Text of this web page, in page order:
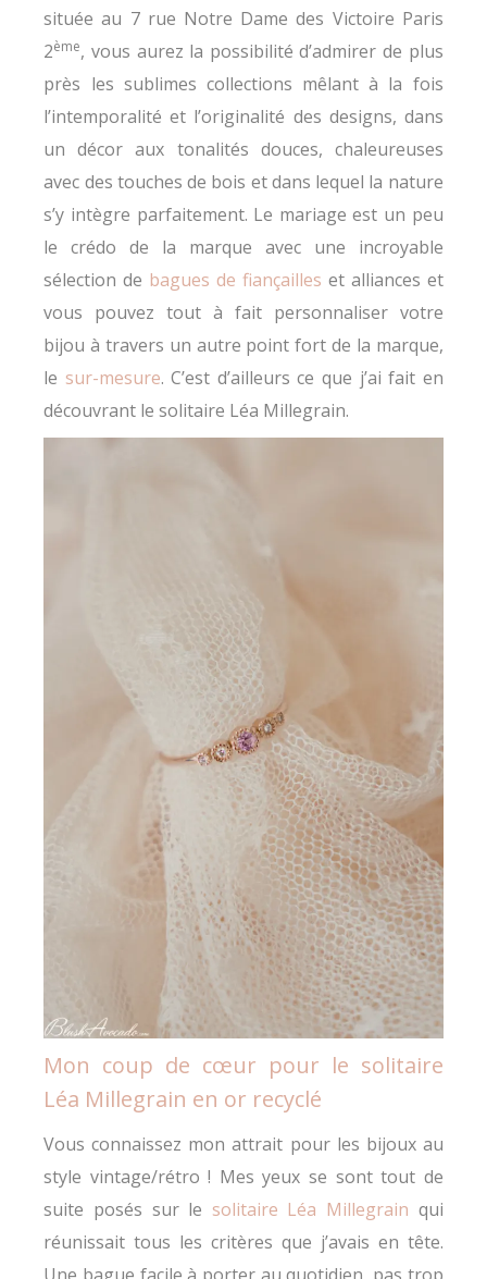
située au 7 rue Notre Dame des Victoire Paris
2ème, vous aurez la possibilité d’admirer de plus
près les sublimes collections mêlant à la fois
l’intemporalité et l’originalité des designs, dans
un décor aux tonalités douces, chaleureuses
avec des touches de bois et dans lequel la nature
s’y intègre parfaitement. Le mariage est un peu
le crédo de la marque avec une incroyable
sélection de bagues de fiançailles et alliances et
vous pouvez tout à fait personnaliser votre
bijou à travers un autre point fort de la marque,
le sur-mesure. C’est d’ailleurs ce que j’ai fait en
découvrant le solitaire Léa Millegrain.
Mon coup de cœur pour le solitaire
Léa Millegrain en or recyclé
Vous connaissez mon attrait pour les bijoux au
style vintage/rétro ! Mes yeux se sont tout de
suite posés sur le solitaire Léa Millegrain qui
réunissait tous les critères que j’avais en tête.